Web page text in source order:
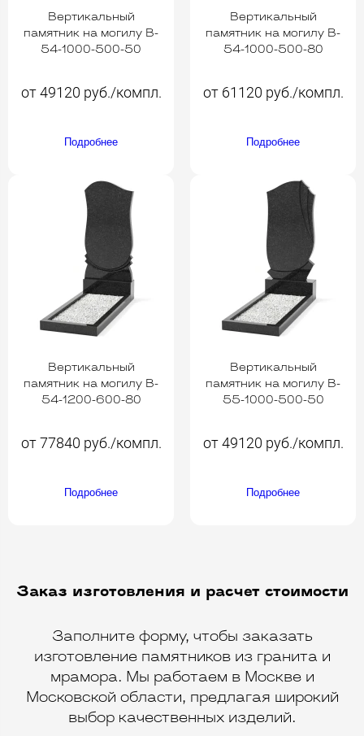
Вертикальный
памятник на могилу B-
54-1000-500-50
от 49120 руб./компл.
Подробнее
Вертикальный
памятник на могилу B-
54-1000-500-80
от 61120 руб./компл.
Подробнее
Вертикальный
памятник на могилу B-
54-1200-600-80
от 77840 руб./компл.
Подробнее
Вертикальный
памятник на могилу B-
55-1000-500-50
от 49120 руб./компл.
Подробнее
Заказ изготовления и расчет стоимости
Заполните форму, чтобы заказать
изготовление памятников из гранита и
мрамора. Мы работаем в Москве и
Московской области, предлагая широкий
выбор качественных изделий.